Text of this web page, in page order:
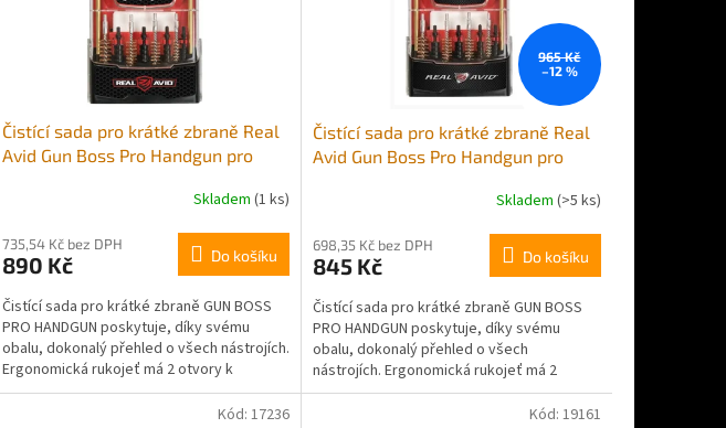
Čistící sada pro krátké zbraně Real
Avid Gun Boss Pro Handgun pro
Skladem (1 ks)
735,54 Kč bez DPH
890 Kč Do košíku
Čistící sada pro krátké zbraně GUN BOSS
PRO HANDGUN poskytuje, díky svému
obalu, dokonalý přehled o všech nástrojích.
Ergonomická rukojeť má 2 otvory k
uchycení kartáčku nebo...
965 Kč
–12 %
Čistící sada pro krátké zbraně Real
Avid Gun Boss Pro Handgun pro
Skladem (>5 ks)
698,35 Kč bez DPH
845 Kč Do košíku
Čistící sada pro krátké zbraně GUN BOSS
PRO HANDGUN poskytuje, díky svému
obalu, dokonalý přehled o všech
nástrojích. Ergonomická rukojeť má 2
otvory k uchycení kartáčku...
Kód: 17236 Kód: 19161